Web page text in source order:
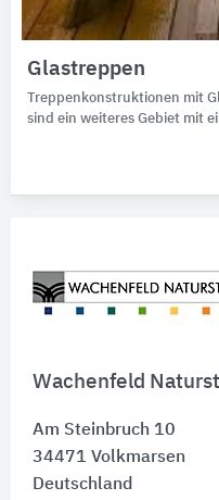
Wachenfeld
Am Steinbruch 10
34471 Volkmarsen
Deutschland
Glastreppen
Treppenkonstruktionen mit
sind ein weiteres Gebiet mit